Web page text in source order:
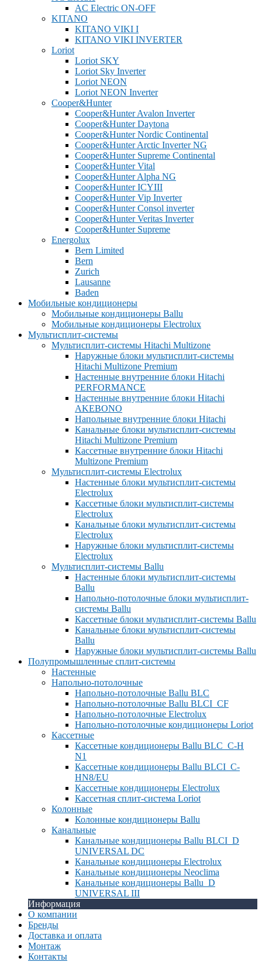
AC Electric ON-OFF
KITANO
KITANO VIKI I
KITANO VIKI INVERTER
Loriot
Loriot SKY
Loriot Sky Inverter
Loriot NEON
Loriot NEON Inverter
Cooper&Hunter
Cooper&Hunter Avalon Inverter
Cooper&Hunter Daytona
Cooper&Hunter Nordic Continental
Cooper&Hunter Arctic Inverter NG
Cooper&Hunter Supreme Continental
Cooper&Hunter Vital
Cooper&Hunter Alpha NG
Cooper&Hunter ICYIII
Cooper&Hunter Vip Inverter
Cooper&Hunter Consol inverter
Cooper&Hunter Veritas Inverter
Cooper&Hunter Supreme
Energolux
Bern Limited
Bern
Zurich
Lausanne
Baden
Мобильные кондиционеры
Мобильные кондиционеры Ballu
Мобильные кондиционеры Electrolux
Мультисплит-системы
Мультисплит-системы Hitachi Multizone
Наружные блоки мультисплит-системы
Hitachi Multizone Premium
Настенные внутренние блоки Hitachi
PERFORMANCE
Настенные внутренние блоки Hitachi
AKEBONO
Напольные внутренние блоки Hitachi
Канальные блоки мультисплит-системы
Hitachi Multizone Premium
Кассетные внутренние блоки Hitachi
Multizone Premium
Мультисплит-системы Electrolux
Настенные блоки мультисплит-системы
Electrolux
Кассетные блоки мультисплит-системы
Electrolux
Канальные блоки мультисплит-системы
Electrolux
Наружные блоки мультисплит-системы
Electrolux
Мультисплит-системы Ballu
Настенные блоки мультисплит-системы
Ballu
Напольно-потолочные блоки мультисплит-
системы Ballu
Кассетные блоки мультисплит-системы Ballu
Канальные блоки мультисплит-системы
Ballu
Наружные блоки мультисплит-системы Ballu
Полупромышленные сплит-системы
Настенные
Напольно-потолочные
Напольно-потолочные Ballu BLC
Напольно-потолочные Ballu BLCI_CF
Напольно-потолочные Electrolux
Напольно-потолочные кондиционеры Loriot
Кассетные
Кассетные кондиционеры Ballu BLC_C-H
N1
Кассетные кондиционеры Ballu BLCI_C-
HN8/EU
Кассетные кондиционеры Electrolux
Кассетная сплит-система Loriot
Колонные
Колонные кондиционеры Ballu
Канальные
Канальные кондиционеры Ballu BLCI_D
UNIVERSAL DC
Канальные кондиционеры Electrolux
Канальные кондиционеры Neoclima
Канальные кондиционеры Ballu_D
UNIVERSAL III
Информация
О компании
Бренды
Доставка и оплата
Монтаж
Контакты